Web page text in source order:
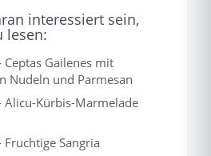
interessiert sein,
lesen:
Ceptas Gailenes mit
Nudeln und Parmesan
Alicu-Kürbis-Marmelade
Fruchtige Sangria